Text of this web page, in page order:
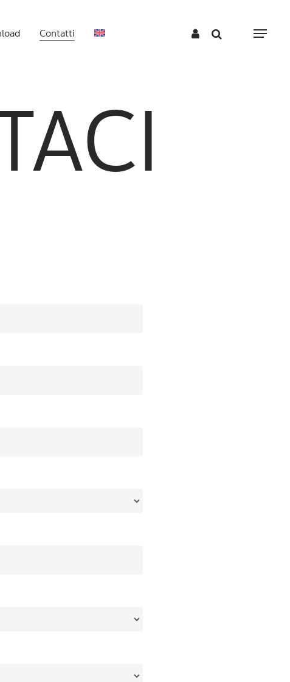
Contatti Menu